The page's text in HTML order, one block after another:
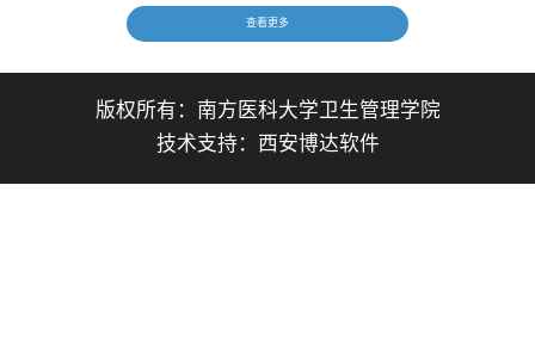
查看更多
版权所有： 南方医科大学卫生管理学院
技术支持： 西安博达软件